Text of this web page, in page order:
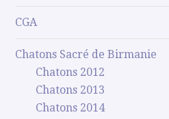
CGA
Chatons Sacré de Birmanie
Chatons 2012
Chatons 2013
Chatons 2014